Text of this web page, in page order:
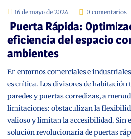
16 de mayo de 2024 0 comentarios
Puerta Rápida:
eficiencia del espacio
ambientes
En entornos comerciales e
es crítica. Los divisores de habitación
paredes y puertas corredizas, a
limitaciones: obstaculizan la
valioso y limitan la accesibilidad. Sin
solución revolucionaria de puertas